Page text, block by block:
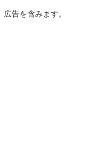
広告を含みます。